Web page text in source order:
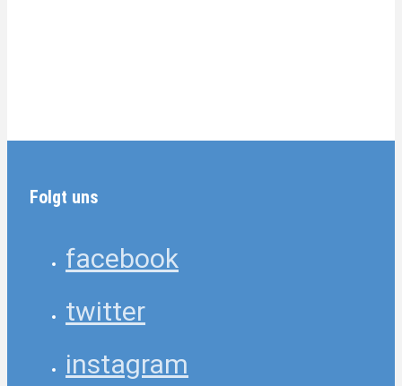
Folgt uns
facebook
twitter
instagram